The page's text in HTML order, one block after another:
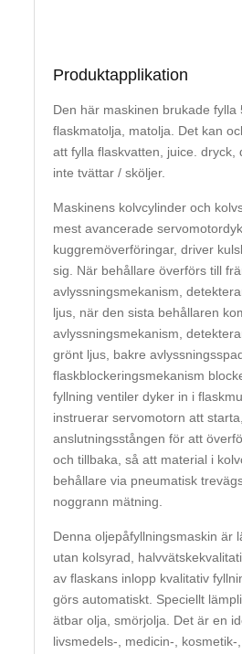
Produktapplikation
Den här maskinen brukade fylla
flaskmatolja, matolja. Det kan
att fylla flaskvatten, juice. dryck,
inte tvättar / sköljer.
Maskinens kolvcylinder och
mest avancerade
kuggremöverföringar, driver
sig. När behållare överförs till
avlyssningsmekanism,
ljus, när den sista behållaren
avlyssningsmekanism,
grönt ljus, bakre
flaskblockeringsmekanism
fyllning ventiler dyker in i
instruerar servomotorn att
anslutningsstången för att
och tillbaka, så att material i
behållare via pneumatisk
noggrann mätning.
Denna oljepåfyllningsmaskin är
utan kolsyrad,
av flaskans inlopp kvalitativ
görs automatiskt. Speciellt
ätbar olja, smörjolja. Det är en
livsmedels-, medicin-, kosmetik-